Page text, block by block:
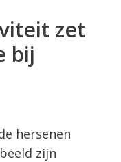
zet
bij
hersenen
zijn